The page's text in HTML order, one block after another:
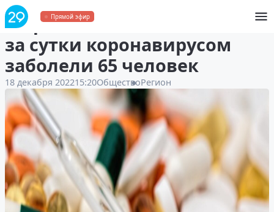
Прямой эфир
В Архангельской области
за сутки коронавирусом
заболели 65 человек
18 декабря 202215:20ОбществоРегион